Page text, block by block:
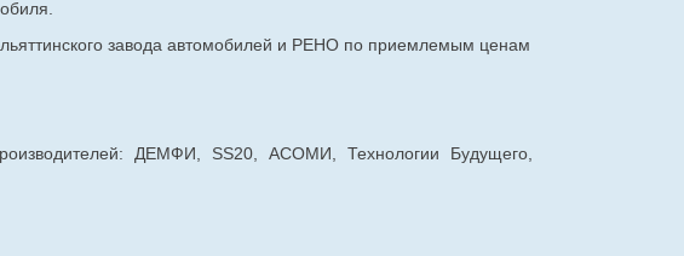
завода автомобилей и РЕНО по приемлемым ценам
ДЕМФИ, SS20, АСОМИ, Технологии Будущего,